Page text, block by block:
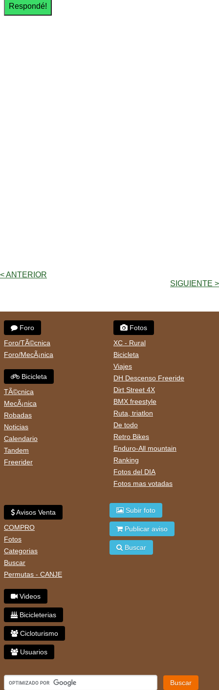
< ANTERIOR
SIGUIENTE >
Foro
Foro/TÃ©cnica
Foro/MecÃ¡nica
Bicicleta
TÃ©cnica
MecÃ¡nica
Robadas
Noticias
Calendario
Tandem
Freerider
Fotos
XC - Rural
Bicicleta
Viajes
DH Descenso Freeride
Dirt Street 4X
BMX freestyle
Ruta, triatlon
De todo
Retro Bikes
Enduro-All mountain
Ranking
Fotos del DIA
Fotos mas votadas
Avisos Venta
COMPRO
Fotos
Categorias
Buscar
Permutas - CANJE
Videos
Bicicleterias
Cicloturismo
Usuarios
Subir foto
Publicar aviso
Buscar
Buscar